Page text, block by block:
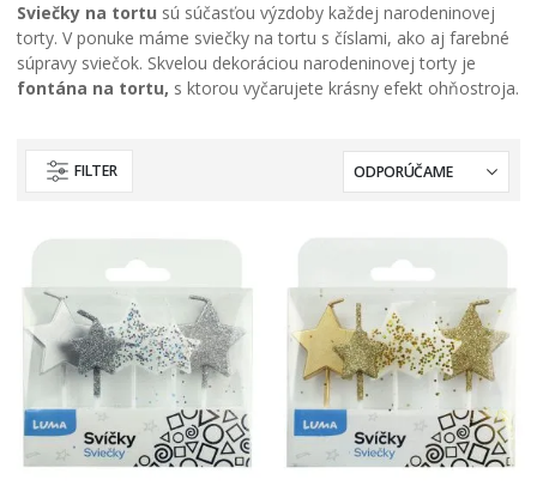
Sviečky na tortu sú súčasťou výzdoby každej narodeninovej
torty. V ponuke máme sviečky na tortu s číslami, ako aj farebné
súpravy sviečok. Skvelou dekoráciou narodeninovej torty je
fontána na tortu, s ktorou vyčarujete krásny efekt ohňostroja.
FILTER